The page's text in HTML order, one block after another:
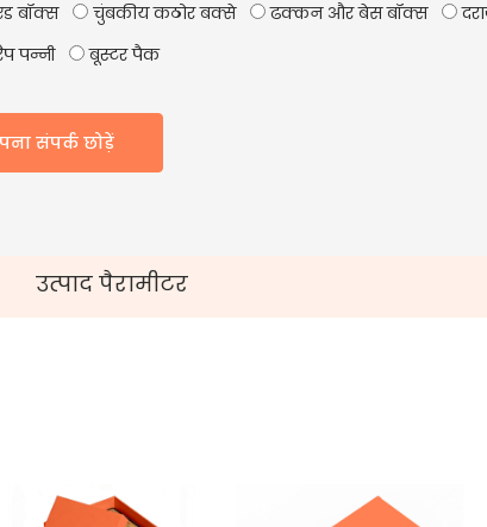
बॉक्स
चुंबकीय कठोर बक्से ढक्कन और बेस बॉक्स
पन्नी
बूस्टर पैक
संपर्क छोड़ें
उत्पाद पैरामीटर